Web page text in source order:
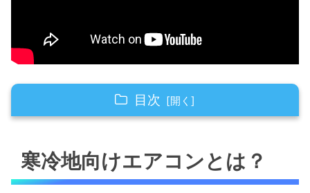
目次
寒冷地仕様のエアコンの違い(メリット編)
寒冷地向けエアコンとは？